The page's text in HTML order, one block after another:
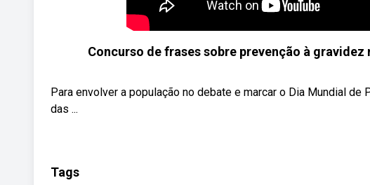
Concurso de frases sobre prevenção à
Para envolver a população no debate e marcar o Dia Mundial
das ...
Tags